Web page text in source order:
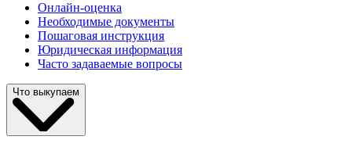
Онлайн-оценка
Необходимые документы
Пошаговая инструкция
Юридическая информация
Часто задаваемые вопросы
Что выкупаем